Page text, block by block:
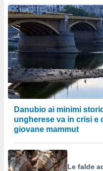
Danubio ai minimi
ungherese va in crisi e
giovane mammut
Le falde